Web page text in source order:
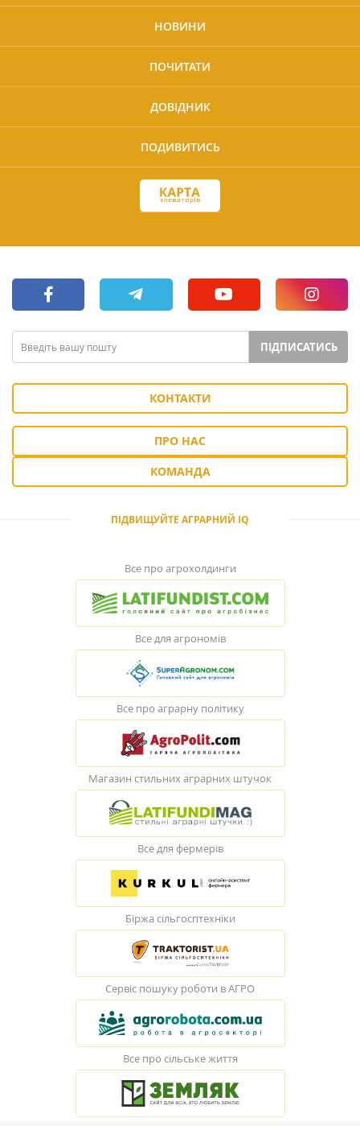
НОВИНИ
ПОЧИТАТИ
ДОВІДНИК
ПОДИВИТИСЬ
ПІДПИСАТИСЬ
КОНТАКТИ
ПРО НАС
КОМАНДА
ПІДВИЩУЙТЕ АГРАРНИЙ IQ
Все про агрохолдинги
Все для агрономів
Все про аграрну політику
Магазин стильних аграрних штучок
Все для фермерів
Біржа сільгосптехніки
Сервіс пошуку роботи в АГРО
Все про сільське життя